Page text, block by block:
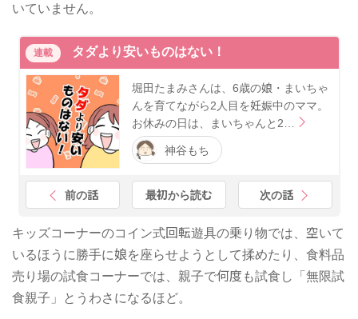
いていません。
連載 タダより安いものはない！
堀田たまみさんは、6歳の娘・まいちゃ
んを育てながら2人目を妊娠中のママ。
お休みの日は、まいちゃんと2…
神谷もち
前の話 最初から読む 次の話
キッズコーナーのコイン式回転遊具の乗り物では、空いて
いるほうに勝手に娘を座らせようとして揉めたり、食料品
売り場の試食コーナーでは、親子で何度も試食し「無限試
食親子」とうわさになるほど。